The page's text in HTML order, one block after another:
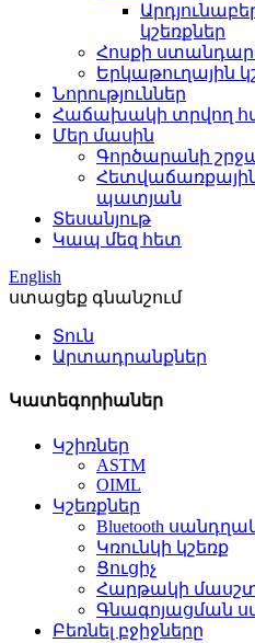
կշեռքներ
Հոսքի
Երկաթուղային
Նորություններ
Հաճախակի տրվող
Մեր մասին
Գործարանի
պատյան
Տեսանյութ
Կապ մեզ հետ
English
ստացեք գնանշում
Տուն
Արտադրանքներ
Կատեգորիաներ
Կշիռներ
ASTM
OIML
Կշեռքներ
Bluetooth
Կռունկի կշեռք
Ցուցիչ
Հարթակի
Գնագոյացման
Բեռնել բջիջները